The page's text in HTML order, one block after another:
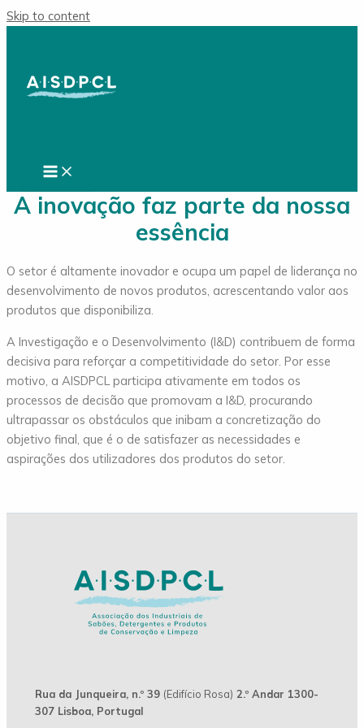
Skip to content
A inovação faz parte da nossa
essência
O setor é altamente inovador e ocupa um papel de liderança no
desenvolvimento de novos produtos, acrescentando valor aos
produtos que disponibiliza.
A Investigação e o Desenvolvimento (I&D) contribuem de forma
decisiva para reforçar a competitividade do setor. Por esse
motivo, a AISDPCL participa ativamente em todos os
processos de decisão que promovam a I&D, procurando
ultrapassar os obstáculos que inibam a concretização do
objetivo final, que é o de satisfazer as necessidades e
aspirações dos utilizadores dos produtos do setor.
Rua da Junqueira, n.º 39 (Edifício Rosa) 2.º Andar 1300-
307 Lisboa, Portugal